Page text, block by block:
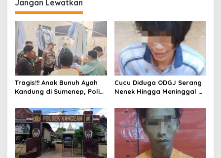
a
s
i
p
o
s
Jangan Lewatkan
Tragis!!! Anak Bunuh Ayah
Kandung di Sumenep, Polisi
Cucu Diduga ODGJ Serang
Nenek Hingga Meninggal di
Pelaku